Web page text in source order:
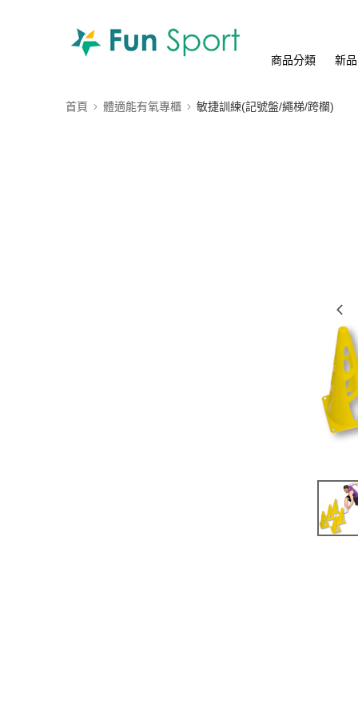
商品分類 新品
首頁 體適能有氧專櫃 敏捷訓練(記號盤/繩梯/跨欄)